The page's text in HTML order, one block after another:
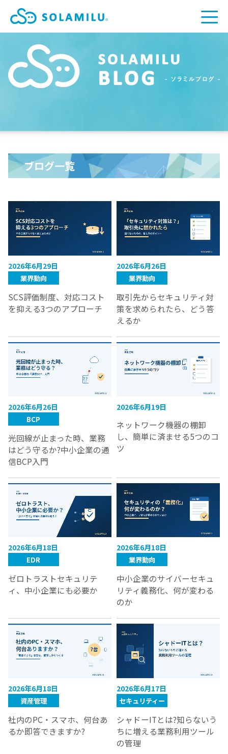
ブログ一覧
2026年6月29日
業界動向
SCS評価制度、対応コスト
を抑える3つのアプローチ
2026年6月26日
業界動向
取引先からセキュリティ対
策を求められたら、どう答
えるか
2026年6月26日
BCP
光回線が止まった時、業務
はどう守るか?中小企業の通
信BCP入門
2026年6月19日
ネットワーク機器の棚卸
し、簡単に済ませる5つのコ
ツ
2026年6月18日
EDR
ゼロトラストセキュリテ
ィ、中小企業にも必要か
2026年6月18日
業界動向
中小企業のサイバーセキュ
リティ義務化、何が変わる
のか
2026年6月18日
資産管理
社内のPC・スマホ、何台あ
るか即答できますか?
2026年6月17日
セキュリティー
シャドーITとは?知らないう
ちに増える業務利用ツール
の管理